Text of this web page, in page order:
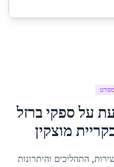
עלספקי ברזל
קריית מוצקין
התהליכים והיתרונות